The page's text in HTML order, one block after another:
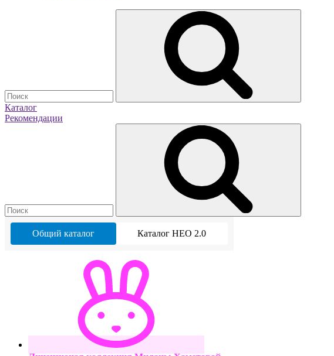
Каталог
Рекомендации
Общий каталог Каталог НЕО 2.0